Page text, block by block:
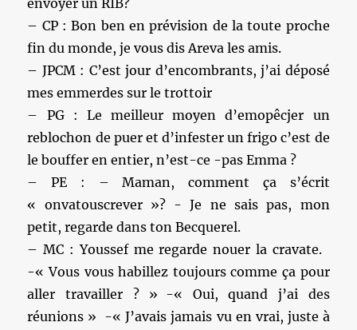
envoyer un RIB?
– CP : Bon ben en prévision de la toute proche
fin du monde, je vous dis Areva les amis.
– JPCM : C’est jour d’encombrants, j’ai déposé
mes emmerdes sur le trottoir
– PG : Le meilleur moyen d’emopêcjer un
reblochon de puer et d’infester un frigo c’est de
le bouffer en entier, n’est-ce -pas Emma ?
– PE : – Maman, comment ça s’écrit
« onvatouscrever »? - Je ne sais pas, mon
petit, regarde dans ton Becquerel.
– MC : Youssef me regarde nouer la cravate.
-« Vous vous habillez toujours comme ça pour
aller travailler ? » -« Oui, quand j’ai des
réunions » -« J’avais jamais vu en vrai, juste à